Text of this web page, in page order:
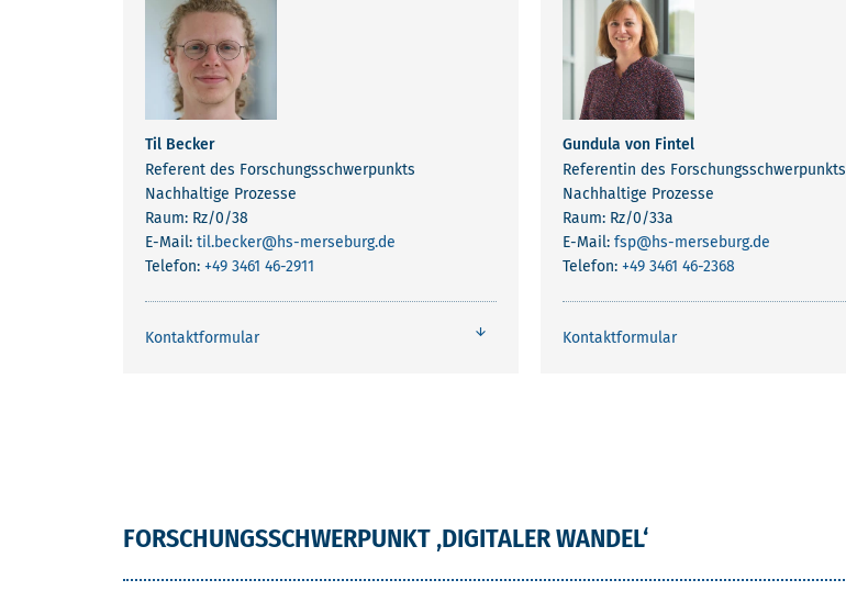
Til Becker
Referent des Forschungsschwerpunkts
Nachhaltige Prozesse
Raum: Rz/0/38
E-Mail: til.becker@hs-merseburg.de
Telefon: +49 3461 46-2911
Kontaktformular
Gundula von Fintel
Referentin des Forschungsschwerpunkts
Nachhaltige Prozesse
Raum: Rz/0/33a
E-Mail: fsp@hs-merseburg.de
Telefon: +49 3461 46-2368
Kontaktformular
FORSCHUNGSSCHWERPUNKT ‚DIGITALER WANDEL‘